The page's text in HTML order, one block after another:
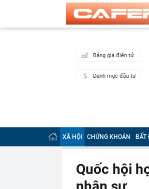
Bảng giá điện tử
Danh mục đầu tư
XÃ HỘI CHỨNG KHOÁN BẤT
Quốc hội